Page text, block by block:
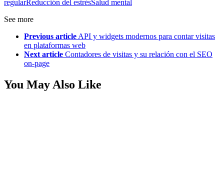
regularReducción del estrésSalud mental
See more
Previous article API y widgets modernos para contar visitas
en plataformas web
Next article Contadores de visitas y su relación con el SEO
on-page
You May Also Like